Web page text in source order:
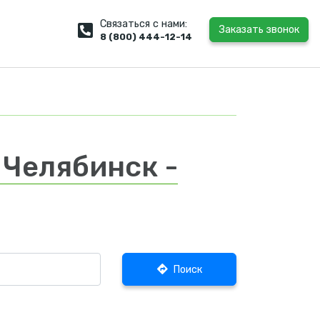
Связаться с нами:
8 (800) 444-12-14
Заказать звонок
-
Поиск